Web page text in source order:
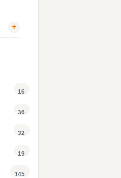
+
16
36
32
19
145